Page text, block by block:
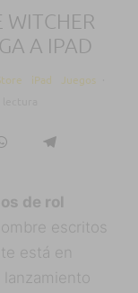
WITCHER
A IPAD
iPad Juegos
de rol
escritos
está en